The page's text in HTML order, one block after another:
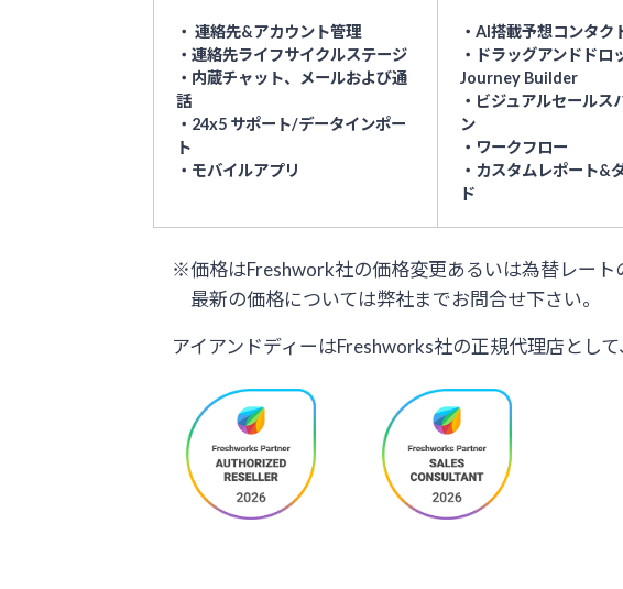
・ 連絡先&アカウント管理
・連絡先ライフサイクルステージ
・内蔵チャット、メールおよび通
話
・24x5 サポート/データインポー
ト
・モバイルアプリ
・AI搭載予想コンタク
・ドラッグアンドドロ
Journey Builder
・ビジュアルセールス
ン
・ワークフロー
・カスタムレポート&
ド
※価格はFreshwork社の価格変更あるいは為替レート
最新の価格については弊社までお問合せ下さい。
アイアンドディーはFreshworks社の正規代理店として